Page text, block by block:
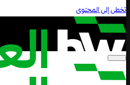
تخطى إلى المحتوى